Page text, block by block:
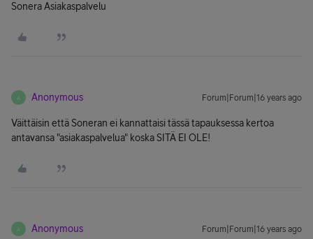
Sonera Asiakaspalvelu
A Anonymous Forum|Forum|16 years ago
Väittäisin että Soneran ei kannattaisi tässä tapauksessa kertoa
antavansa "asiakaspalvelua" koska SITÄ EI OLE!
A Anonymous Forum|Forum|16 years ago